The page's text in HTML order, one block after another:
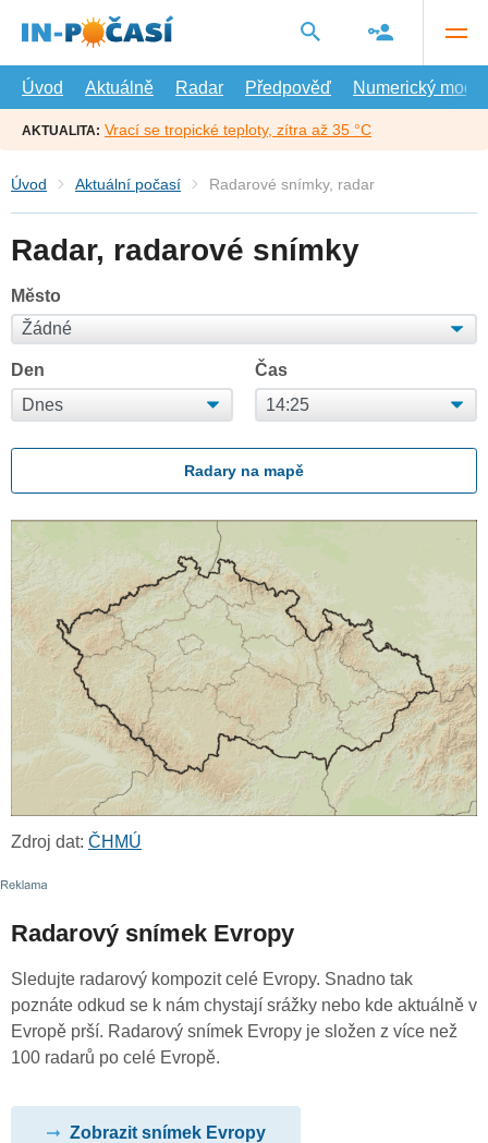
hlavní
Úvod
Aktuálně Radar Předpověď Numerický model
AKTUALITA: Vrací se tropické teploty, zítra až 35 °C
Úvod Aktuální počasí Radarové snímky, radar
Radar, radarové snímky
Město
Den Čas
Radary na mapě
Zdroj dat: ČHMÚ
Radarový snímek Evropy
Sledujte radarový kompozit celé Evropy. Snadno tak
poznáte odkud se k nám chystají srážky nebo kde aktuálně v
Evropě prší. Radarový snímek Evropy je složen z více než
100 radarů po celé Evropě.
Zobrazit snímek Evropy